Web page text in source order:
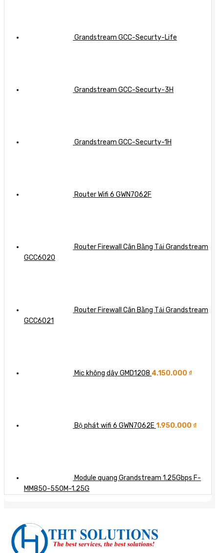
Grandstream GCC-Securty-Life
Grandstream GCC-Securty-3H
Grandstream GCC-Securty-1H
Router Wifi 6 GWN7062F
Router Firewall Cân Bằng Tải Grandstream
GCC6020
Router Firewall Cân Bằng Tải Grandstream
GCC6021
Mic không dây GMD1208 4.150.000 ₫
Bộ phát wifi 6 GWN7062E1.950.000 ₫
Module quang Grandstream 1.25Gbps F-
MM850-550M-1.25G